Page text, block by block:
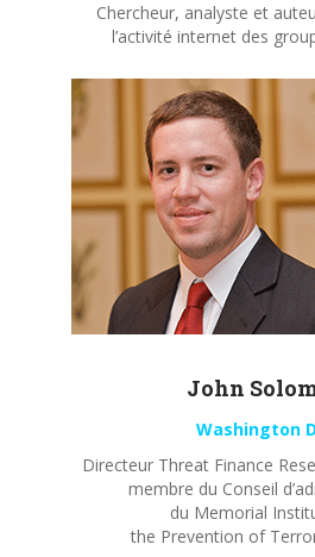
Chercheur, analyste et
l’activité internet des
John
Washington
Directeur Threat Finance
membre du Conseil
du Memorial
the Prevention of